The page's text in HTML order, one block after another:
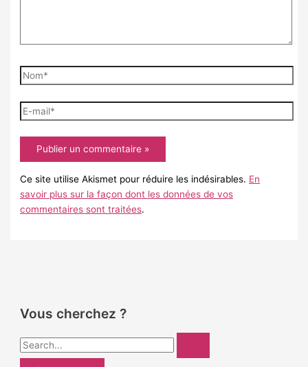
Nom*
E-
mail*
Ce site utilise Akismet pour réduire les indésirables. En
savoir plus sur la façon dont les données de vos
commentaires sont traitées.
Vous cherchez ?
R
e